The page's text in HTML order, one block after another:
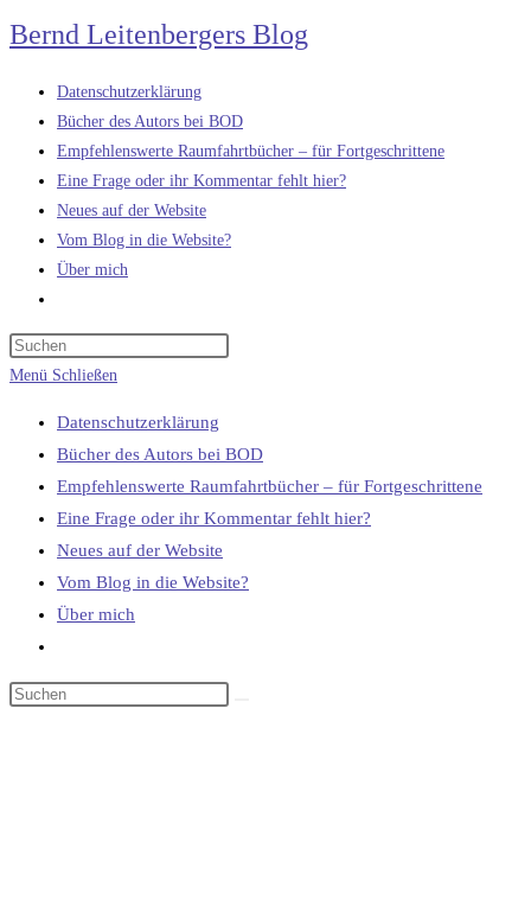
Zum
Inhalt
springen
Bernd Leitenbergers Blog
Datenschutzerklärung
Bücher des Autors bei BOD
Empfehlenswerte Raumfahrtbücher – für Fortgeschrittene
Eine Frage oder ihr Kommentar fehlt hier?
Neues auf der Website
Vom Blog in die Website?
Über mich
umschalten
Menü Schließen
Datenschutzerklärung
Bücher des Autors bei BOD
Empfehlenswerte Raumfahrtbücher – für Fortgeschrittene
Eine Frage oder ihr Kommentar fehlt hier?
Neues auf der Website
Vom Blog in die Website?
Über mich
umschalten